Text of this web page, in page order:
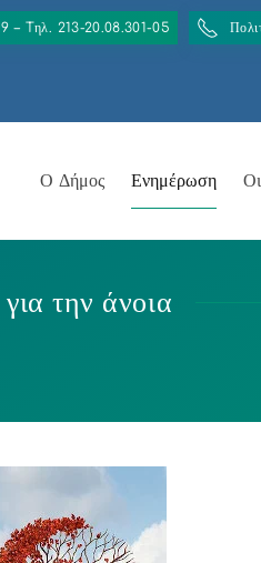
– Tηλ. 213-20.08.301-05
Ο Δήμος Ενημέρωση
την άνοια